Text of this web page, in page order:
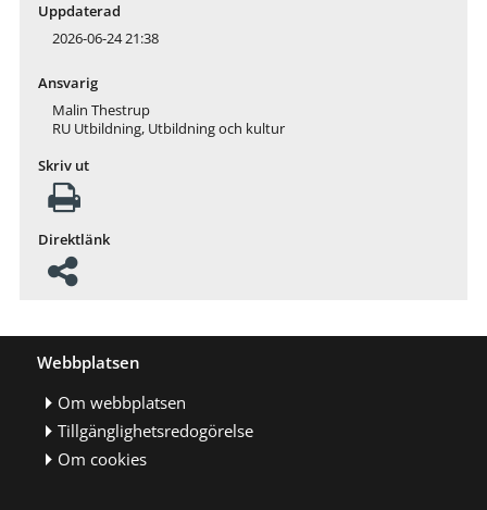
Uppdaterad
2026-06-24 21:38
Ansvarig
Malin Thestrup
RU Utbildning, Utbildning och kultur
Skriv ut
Direktlänk
Webbplatsen
Om webbplatsen
Tillgänglighetsredogörelse
Om cookies